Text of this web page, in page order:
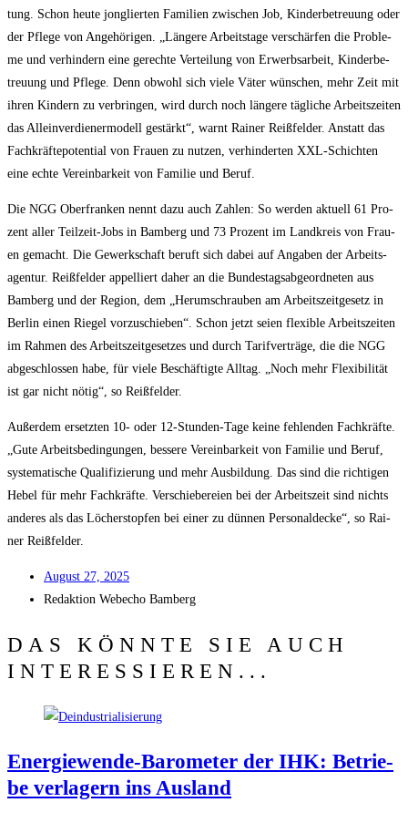
tung. Schon heu­te jon­glier­ten Fami­li­en zwi­schen Job, Kin­der­be­treu­ung oder
der Pfle­ge von Ange­hö­ri­gen. „Län­ge­re Arbeits­ta­ge ver­schär­fen die Pro­ble­
me und ver­hin­dern eine gerech­te Ver­tei­lung von Erwerbs­ar­beit, Kin­der­be­
treu­ung und Pfle­ge. Denn obwohl sich vie­le Väter wün­schen, mehr Zeit mit
ihren Kin­dern zu ver­brin­gen, wird durch noch län­ge­re täg­li­che Arbeits­zei­ten
das Allein­ver­die­n­er­mo­dell gestärkt“, warnt Rai­ner Reiß­fel­der. Anstatt das
Fach­kräf­te­po­ten­ti­al von Frau­en zu nut­zen, ver­hin­der­ten XXL-Schich­ten
eine ech­te Ver­ein­bar­keit von Fami­lie und Beruf.
Die NGG Ober­fran­ken nennt dazu auch Zah­len: So wer­den aktu­ell 61 Pro­
zent aller Teil­zeit-Jobs in Bam­berg und 73 Pro­zent im Land­kreis von Frau­
en gemacht. Die Gewerk­schaft beruft sich dabei auf Anga­ben der Arbeits­
agen­tur. Reiß­fel­der appel­liert daher an die Bun­des­tags­ab­ge­ord­ne­ten aus
Bam­berg und der Regi­on, dem „Her­um­schrau­ben am Arbeits­zeit­ge­setz in
Ber­lin einen Rie­gel vor­zu­schie­ben“. Schon jetzt sei­en fle­xi­ble Arbeits­zei­ten
im Rah­men des Arbeits­zeit­ge­set­zes und durch Tarif­ver­trä­ge, die die NGG
abge­schlos­sen habe, für vie­le Beschäf­tig­te All­tag. „Noch mehr Fle­xi­bi­li­tät
ist gar nicht nötig“, so Reißfelder.
Außer­dem ersetz­ten 10- oder 12-Stun­den-Tage kei­ne feh­len­den Fach­kräf­te.
„Gute Arbeits­be­din­gun­gen, bes­se­re Ver­ein­bar­keit von Fami­lie und Beruf,
sys­te­ma­ti­sche Qua­li­fi­zie­rung und mehr Aus­bil­dung. Das sind die rich­ti­gen
Hebel für mehr Fach­kräf­te. Ver­schie­be­rei­en bei der Arbeits­zeit sind nichts
ande­res als das Löcher­stop­fen bei einer zu dün­nen Per­so­nal­de­cke“, so Rai­
ner Reißfelder.
August 27, 2025
Redak­ti­on Web­echo Bamberg
DAS KÖNNTE SIE AUCH
INTERESSIEREN...
Ener­gie­wen­de-Baro­me­ter der IHK: Betrie­
be ver­la­gern ins Ausland